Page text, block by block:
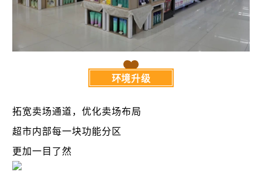
环境升级
拓宽卖场通道，优化卖场布局
超市内部每一块功能分区
更加一目了然